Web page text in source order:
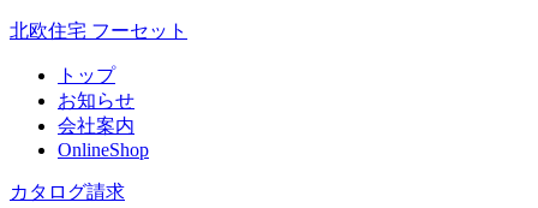
北欧住宅 フーセット
トップ
お知らせ
会社案内
OnlineShop
カタログ請求